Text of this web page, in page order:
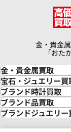
金・貴金
「おた
金・貴金属買取
金買取
金の相場価格情報
金の参考買取価格
インゴット買取
インゴットの相場
宝石・ジュエリー買
宝石・ジュエリー買取
ダイヤモンド買取
ダイヤモンド・宝
リング・結婚指輪
ブランド時計買取
時計買取
ロレックス買取
ロレックス デイト
ブランド品買取
ブランド買取
ブランドジュエリー